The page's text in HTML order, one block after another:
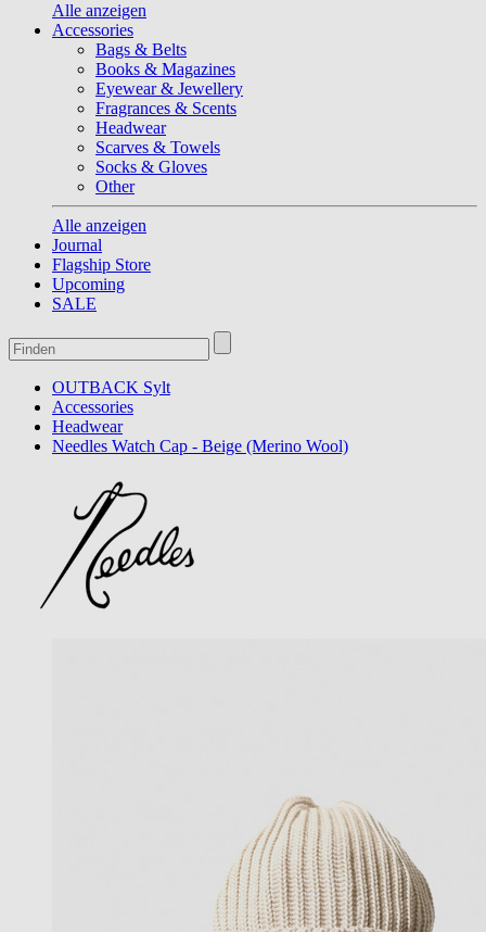
Alle anzeigen
Accessories
Bags & Belts
Books & Magazines
Eyewear & Jewellery
Fragrances & Scents
Headwear
Scarves & Towels
Socks & Gloves
Other
Alle anzeigen
Journal
Flagship Store
Upcoming
SALE
OUTBACK Sylt
Accessories
Headwear
Needles Watch Cap - Beige (Merino Wool)